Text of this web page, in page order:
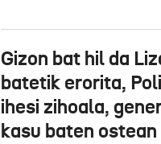
Gizon bat hil da
batetik erorita,
ihesi zihoala,
kasu baten ostean